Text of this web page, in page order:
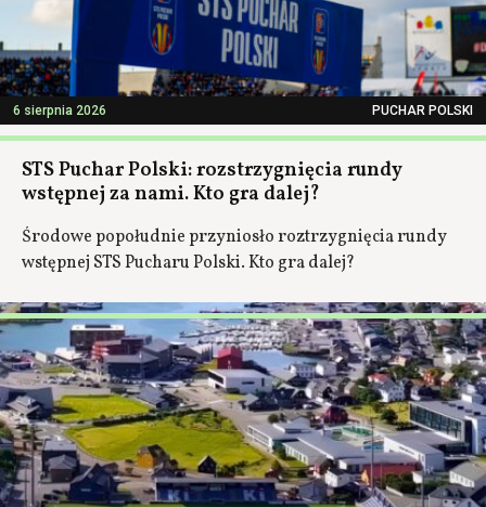
6 sierpnia 2026 PUCHAR POLSKI
STS Puchar Polski: rozstrzygnięcia rundy
wstępnej za nami. Kto gra dalej?
Środowe popołudnie przyniosło roztrzygnięcia rundy
wstępnej STS Pucharu Polski. Kto gra dalej?